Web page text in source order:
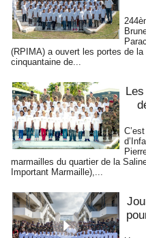
(RPIMA) a ouvert les portes de
cinquantaine de...
marmailles du quartier de la
Important Marmaille),...